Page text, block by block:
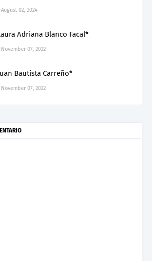
August 02, 2024
Adriana Blanco Facal*
November 07, 2022
Bautista Carreño*
November 07, 2022